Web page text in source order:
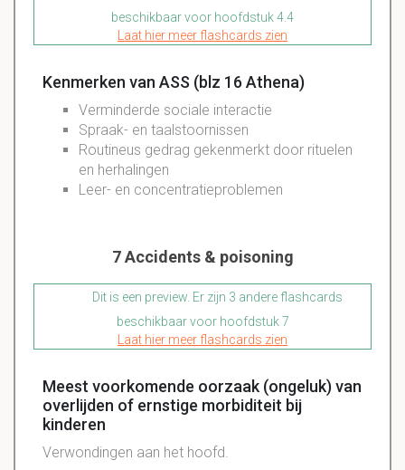
beschikbaar voor hoofdstuk 4.4
Laat hier meer flashcards zien
Kenmerken van ASS (blz 16 Athena)
Verminderde sociale interactie
Spraak- en taalstoornissen
Routineus gedrag gekenmerkt door rituelen
en herhalingen
Leer- en concentratieproblemen
7 Accidents & poisoning
Dit is een preview. Er zijn 3 andere flashcards
beschikbaar voor hoofdstuk 7
Laat hier meer flashcards zien
Meest voorkomende oorzaak (ongeluk) van
overlijden of ernstige morbiditeit bij
kinderen
Verwondingen aan het hoofd.